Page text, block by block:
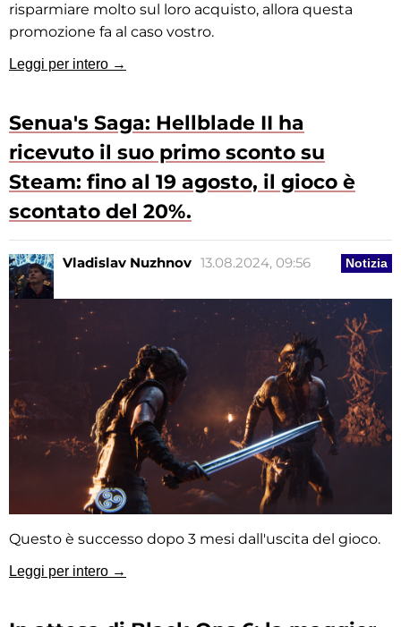
risparmiare molto sul loro acquisto, allora questa
promozione fa al caso vostro.
Leggi per intero →
Senua's Saga: Hellblade II ha
ricevuto il suo primo sconto su
Steam: fino al 19 agosto, il gioco è
scontato del 20%.
Notizia
Vladislav Nuzhnov 13.08.2024, 09:56
Questo è successo dopo 3 mesi dall'uscita del gioco.
Leggi per intero →